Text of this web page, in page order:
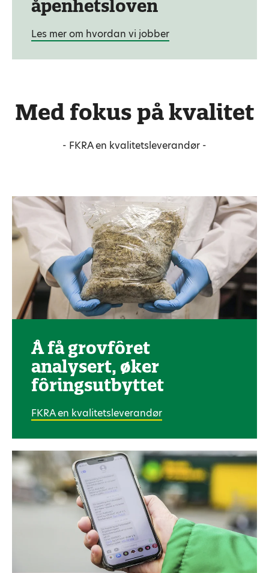
åpenhetsloven
Les mer om hvordan vi jobber
Med fokus på kvalitet
- FKRA en kvalitetsleverandør -
Å få grovfôret
analysert, øker
fôringsutbyttet
FKRA en kvalitetsleverandør